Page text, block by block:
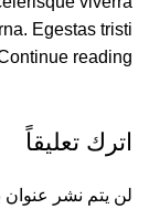
Egestas tristi...
reading
اترك تعليقاً
لن يتم نشر عنوان